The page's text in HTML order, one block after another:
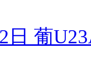
日 葡